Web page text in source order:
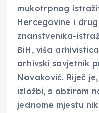
mukotrpnog
Hercegovine i
znanstvenika-
BiH, viša
arhivski savjetnik
Novaković. Riječ
izložbi, s obzirom
jednome mjestu